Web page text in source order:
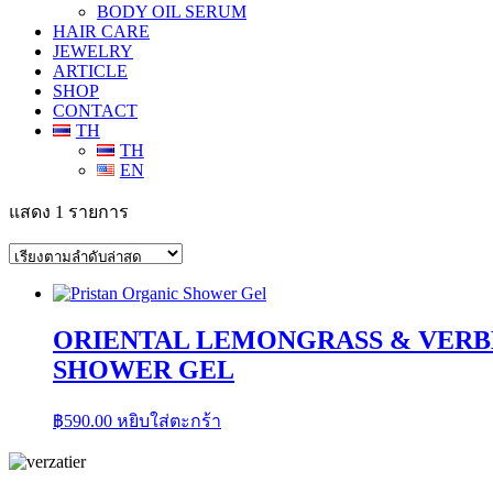
BODY OIL SERUM
HAIR CARE
JEWELRY
ARTICLE
SHOP
CONTACT
TH
TH
EN
แสดง 1 รายการ
ORIENTAL LEMONGRASS &
SHOWER GEL
฿590.00 หยิบใส่ตะกร้า